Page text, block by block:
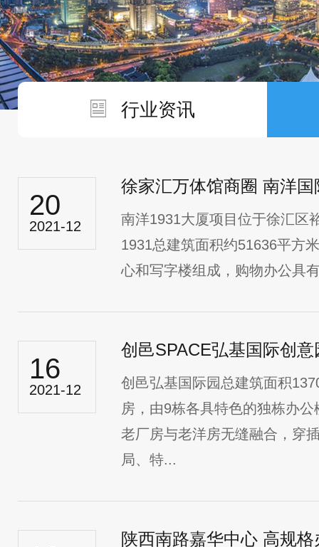
行业资讯
20
2021-12
徐家汇万体馆商圈 南洋
南洋1931大厦项目位于徐汇区
1931总建筑面积约51636平方
心和写字楼组成，购物办公具
16
2021-12
创邑弘基国际园总建筑面积
房，由9栋各具特色的独栋办
老厂房与老洋房无缝融合，穿
局、特...
陕西南路嘉华中心 高规